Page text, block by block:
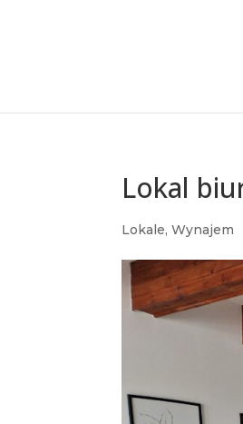
Lokal
Lokale,Wynajem